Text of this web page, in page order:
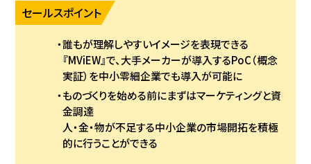
セールスポイント
誰もが理解しやすいイメージを表現できる
『MViEW』で、大手メーカーが導入するPoC（概念
実証）を中小零細企業でも導入が可能に
ものづくりを始める前にまずはマーケティングと資
金調達
人・金・物が不足する中小企業の市場開拓を積極
的に行うことができる